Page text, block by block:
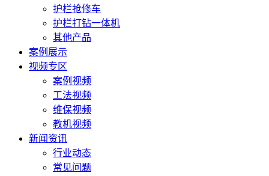
护栏抢修车
护栏打钻一体机
其他产品
案例展示
视频专区
案例视频
工法视频
维保视频
教机视频
新闻资讯
行业动态
常见问题